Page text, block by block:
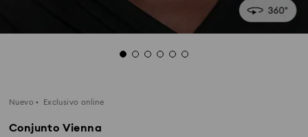
Nuevo Exclusivo online
Conjunto Vienna